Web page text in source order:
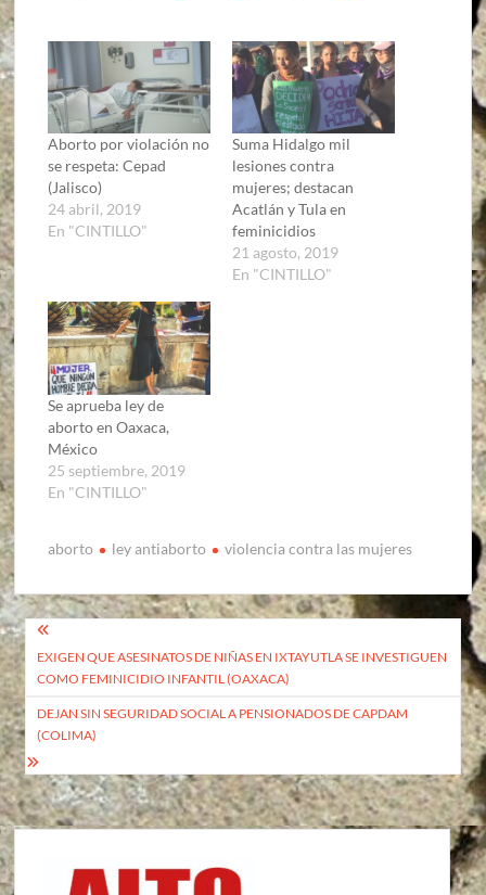
Aborto por violación no
se respeta: Cepad
(Jalisco)
24 abril, 2019
En "CINTILLO"
Suma Hidalgo mil
lesiones contra
mujeres; destacan
Acatlán y Tula en
feminicidios
21 agosto, 2019
En "CINTILLO"
Se aprueba ley de
aborto en Oaxaca,
México
25 septiembre, 2019
En "CINTILLO"
aborto ley antiaborto violencia contra las mujeres
Navegación
de
entradas
EXIGEN QUE ASESINATOS DE NIÑAS EN IXTAYUTLA SE INVESTIGUEN
COMO FEMINICIDIO INFANTIL (OAXACA)
DEJAN SIN SEGURIDAD SOCIAL A PENSIONADOS DE CAPDAM
(COLIMA)